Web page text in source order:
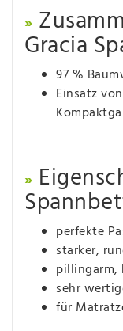
»
Gracia
97 %
Einsatz
»
perfekte
starker,
pillingarm,
sehr
für